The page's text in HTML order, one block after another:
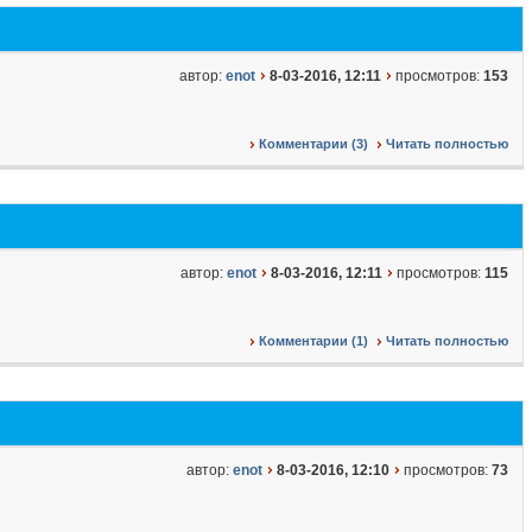
автор: enot 8-03-2016, 12:11 просмотров: 153
Комментарии (3) Читать полностью
автор: enot 8-03-2016, 12:11 просмотров: 115
Комментарии (1) Читать полностью
автор: enot 8-03-2016, 12:10 просмотров: 73